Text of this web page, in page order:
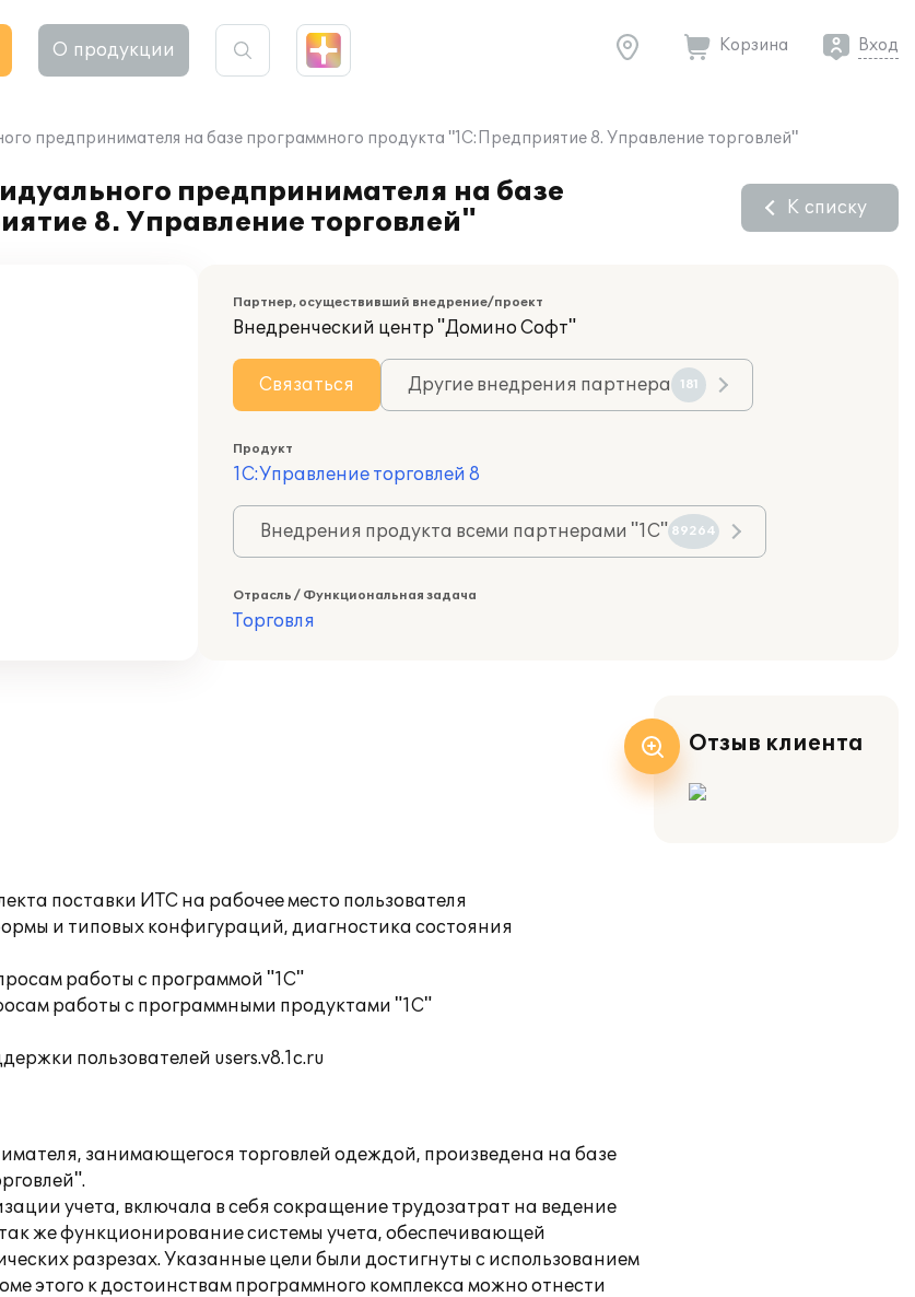
О продукции Корзина Вход
предпринимателя на базе программного продукта "1С:Предприятие 8. Управление торговлей"
предпринимателя на базе
8. Управление торговлей"
К списку
Партнер, осуществивший внедрение/проект
Внедренческий центр "Домино Софт"
Связаться Другие внедрения партнера 181
Продукт
1С:Управление торговлей 8
Внедрения продукта всеми партнерами "1С" 89264
Отрасль / Функциональная задача
Торговля
поставки ИТС на рабочее место пользователя
и типовых конфигураций, диагностика состояния
работы с программой "1С"
работы с программными продуктами "1С"
пользователей users.v8.1c.ru
занимающегося торговлей одеждой, произведена на базе
учета, включала в себя сокращение трудозатрат на ведение
же функционирование системы учета, обеспечивающей
разрезах. Указанные цели были достигнуты с использованием
этого к достоинствам программного комплекса можно отнести
Отзыв клиента